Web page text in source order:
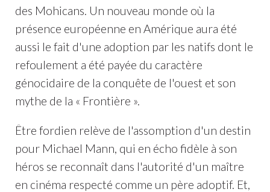
des Mohicans. Un nouveau monde où la
présence européenne en Amérique aura été
aussi le fait d'une adoption par les natifs dont le
refoulement a été payée du caractère
génocidaire de la conquête de l'ouest et son
mythe de la « Frontière ».
Être fordien relève de l'assomption d'un destin
pour Michael Mann, qui en écho fidèle à son
héros se reconnaît dans l'autorité d'un maître
en cinéma respecté comme un père adoptif. Et,